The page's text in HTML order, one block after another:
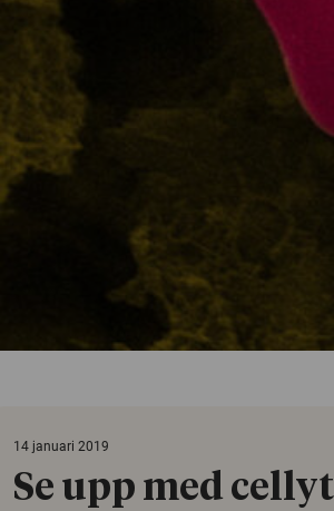
14 januari 2019
Se upp med